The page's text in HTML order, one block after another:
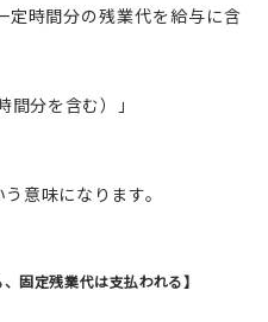
定時間分の残業代を給与に含
間分を含む）」
意味になります。
固定残業代は支払われる】